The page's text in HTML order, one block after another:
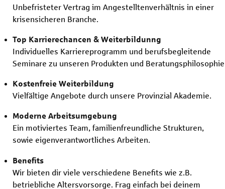
Unbefristeter Vertrag im Angestelltenverhältnis in einer
krisensicheren Branche.
Top Karrierechancen & Weiterbildunng
Individuelles Karriereprogramm und berufsbegleitende
Seminare zu unseren Produkten und Beratungsphilosophie
Kostenfreie Weiterbildung
Vielfältige Angebote durch unsere Provinzial Akademie.
Moderne Arbeitsumgebung
Ein motiviertes Team, familienfreundliche Strukturen,
sowie eigenverantwortliches Arbeiten.
Benefits
Wir bieten dir viele verschiedene Benefits wie z.B.
betriebliche Altersvorsorge. Frag einfach bei deinem